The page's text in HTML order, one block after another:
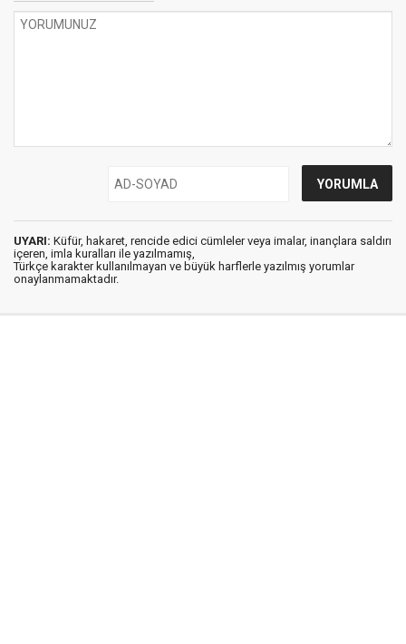
UYARI: Küfür, hakaret, rencide edici cümleler veya imalar, inançlara saldırı
içeren, imla kuralları ile yazılmamış,
Türkçe karakter kullanılmayan ve büyük harflerle yazılmış yorumlar
onaylanmamaktadır.